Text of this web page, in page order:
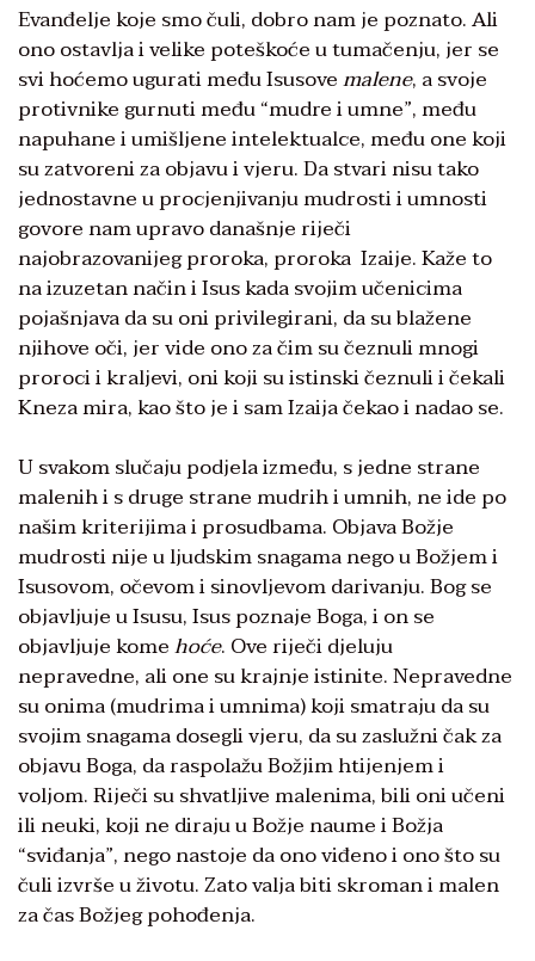
Evanđelje koje smo čuli, dobro nam je poznato. Ali
ono ostavlja i velike poteškoće u tumačenju, jer se
svi hoćemo ugurati među Isusovemalene, a svoje
protivnike gurnuti među “mudre i umne”, među
napuhane i umišljene intelektualce, među one koji
su zatvoreni za objavu i vjeru. Da stvari nisu tako
jednostavne u procjenjivanju mudrosti i umnosti
govore nam upravo današnje riječi
najobrazovanijeg proroka, proroka Izaije. Kaže to
na izuzetan način i Isus kada svojim učenicima
pojašnjava da su oni privilegirani, da su blažene
njihove oči, jer vide ono za čim su čeznuli mnogi
proroci i kraljevi, oni koji su istinski čeznuli i čekali
Kneza mira, kao što je i sam Izaija čekao i nadao se.
U svakom slučaju podjela između, s jedne strane
malenih i s druge strane mudrih i umnih, ne ide po
našim kriterijima i prosudbama. Objava Božje
mudrosti nije u ljudskim snagama nego u Božjem i
Isusovom, očevom i sinovljevom darivanju. Bog se
objavljuje u Isusu, Isus poznaje Boga, i on se
objavljuje komehoće. Ove riječi djeluju
nepravedne, ali one su krajnje istinite. Nepravedne
su onima (mudrima i umnima) koji smatraju da su
svojim snagama dosegli vjeru, da su zaslužni čak za
objavu Boga, da raspolažu Božjim htijenjem i
voljom. Riječi su shvatljive malenima, bili oni učeni
ili neuki, koji ne diraju u Božje naume i Božja
“sviđanja”, nego nastoje da ono viđeno i ono što su
čuli izvrše u životu. Zato valja biti skroman i malen
za čas Božjeg pohođenja.